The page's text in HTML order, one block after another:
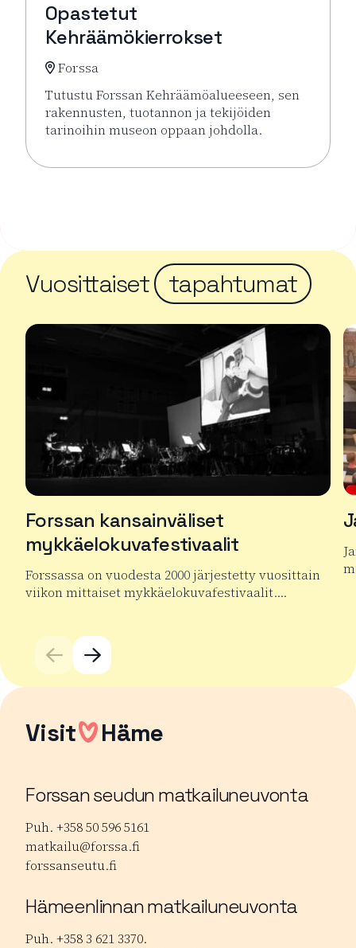
Opastetut
Kehräämökierrokset
Forssa
Tutustu Forssan Kehräämöalueeseen, sen
rakennusten, tuotannon ja tekijöiden
tarinoihin museon oppaan johdolla.
Lue lisää tapahtumasta Opastetut
Vuosittaiset tapahtumat
Forssan kansainväliset
mykkäelokuvafestivaalit
Forssassa on vuodesta 2000 järjestetty vuosittain
viikon mittaiset mykkäelokuvafestivaalit….
Visit Häme
Forssan seudun matkailuneuvonta
Puh. +358 50 596 5161
matkailu@forssa.fi
forssanseutu.fi
Hämeenlinnan matkailuneuvonta
Puh. +358 3 621 3370.